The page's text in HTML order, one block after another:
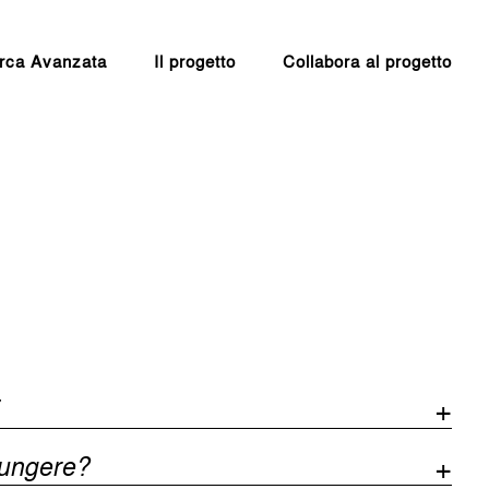
Avanzata Il progetto Collabora al progetto